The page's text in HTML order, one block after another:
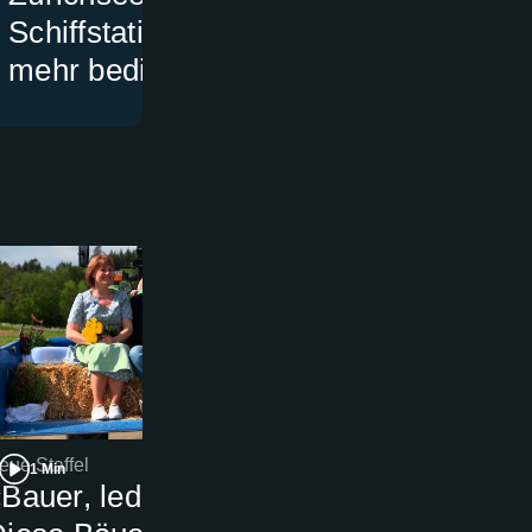
Schiffstationen nicht
mehr bedient
1 Min
Staffel
ledig, sucht…»: